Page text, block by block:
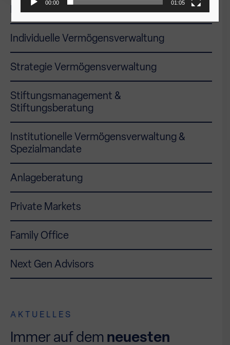
Liquiditätsmanagement
Individuelle Vermögensverwaltung
Strategie Vermögensverwaltung
Stiftungsmanagement &
Stiftungsberatung
Institutionelle Vermögensverwaltung &
Spezialmandate
Anlageberatung
Private Markets
Family Office
Next Gen Advisors
AKTUELLES
Immer auf dem neuesten
00:00 01:05